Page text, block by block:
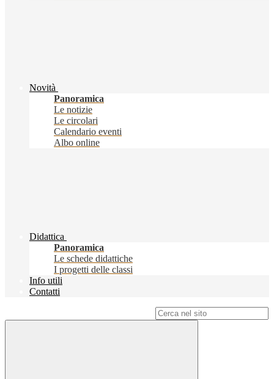
Novità
Panoramica
Le notizie
Le circolari
Calendario eventi
Albo online
Didattica
Panoramica
Le schede didattiche
I progetti delle classi
Info utili
Contatti